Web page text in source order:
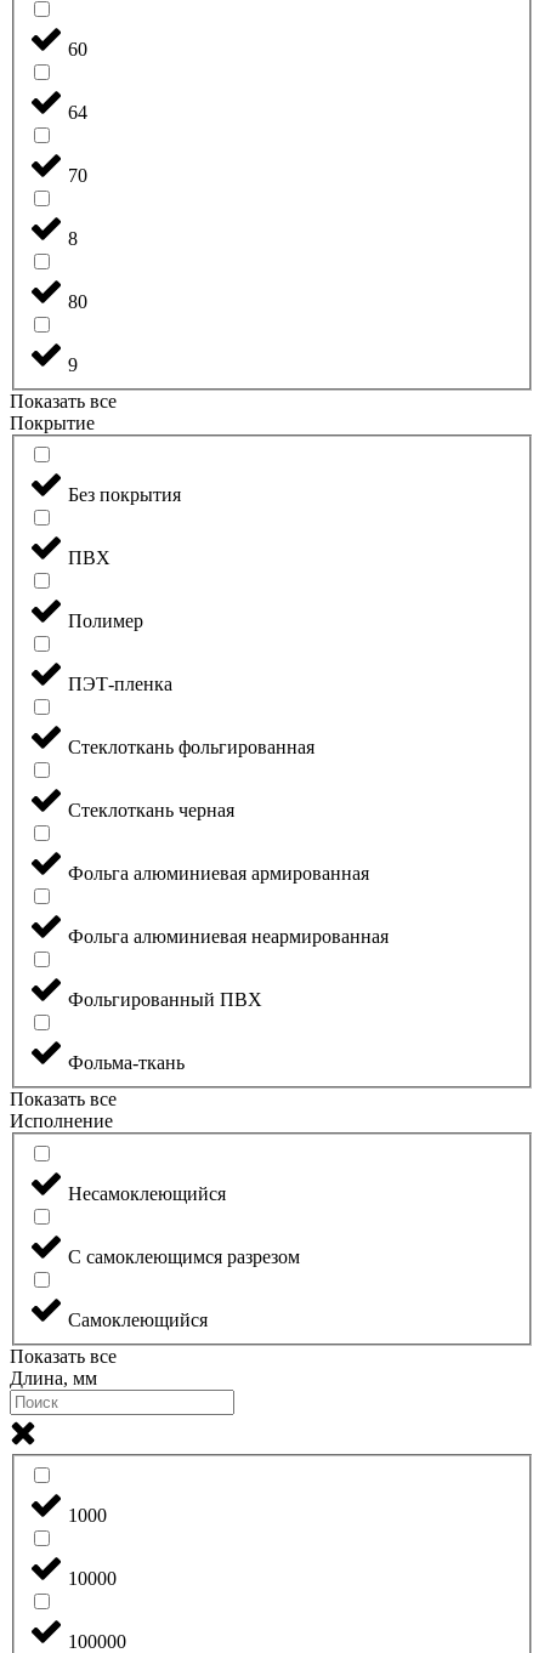
60
64
70
8
80
9
Показать все
Покрытие
Без покрытия
ПВХ
Полимер
ПЭТ-пленка
Стеклоткань фольгированная
Стеклоткань черная
Фольга алюминиевая армированная
Фольга алюминиевая неармированная
Фольгированный ПВХ
Фольма-ткань
Показать все
Исполнение
Несамоклеющийся
С самоклеющимся разрезом
Самоклеющийся
Показать все
Длина, мм
1000
10000
100000